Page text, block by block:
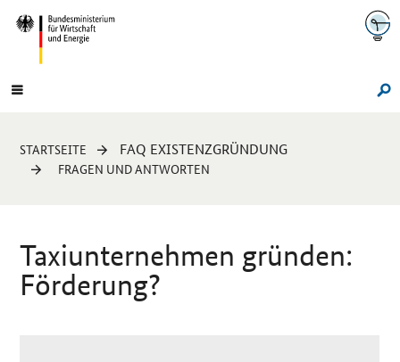
Navigation
Hauptmenü
Sie
sind
STARTSEITE FAQ EXISTENZGRÜNDUNG
FRAGEN UND ANTWORTEN
Taxiunternehmen gründen:
Förderung?